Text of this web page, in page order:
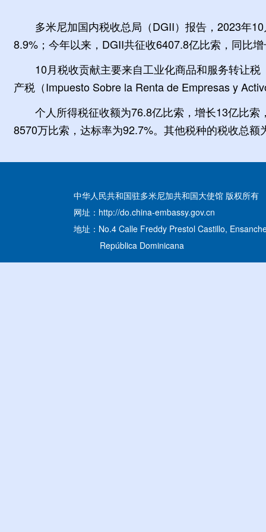
多米尼加国内税收总局（DGII）报告，2023年
8.9%；今年以来，DGII共征收6407.8亿比索，同比
10月税收贡献主要来自工业化商品和服务转让
产税（Impuesto Sobre la Renta de Empresas y
个人所得税征收额为76.8亿比索，增长13亿比
8570万比索，达标率为92.7%。其他税种的税收总
中华人民共和国驻多米尼加共和国大使馆 版权所有
网址：http://do.china-embassy.gov.cn
地址：No.4 Calle Freddy Prestol Castillo,
República Dominicana